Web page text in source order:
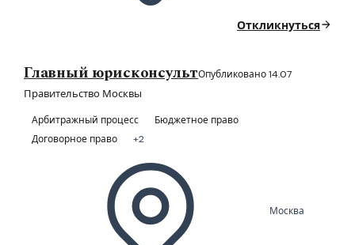
Откликнуться
Главный юрисконсультОпубликовано 14.07
Правительство Москвы
Арбитражный процесс
Бюджетное право
Договорное право
+2
Москва